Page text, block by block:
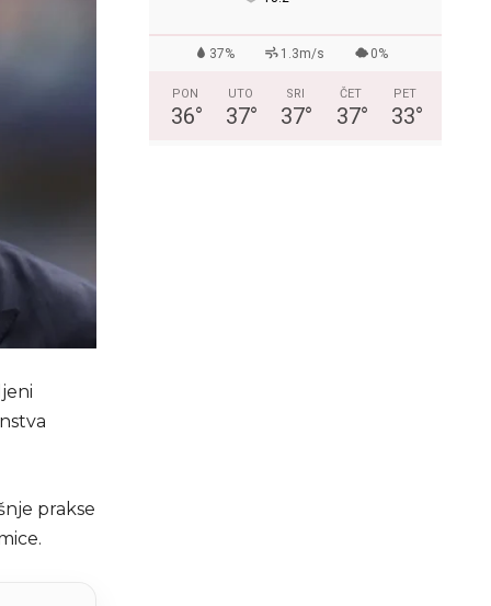
prakse
37% 1.3m/s 0%
PON
36°
UTO
37°
SRI
37°
ČET
37°
PET
33°